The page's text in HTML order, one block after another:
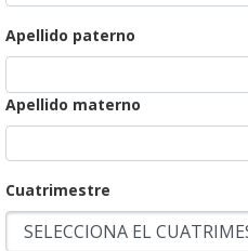
Apellido paterno
Apellido materno
Cuatrimestre